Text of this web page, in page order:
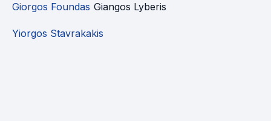
Giorgos Foundas Giangos Lyberis
Yiorgos Stavrakakis